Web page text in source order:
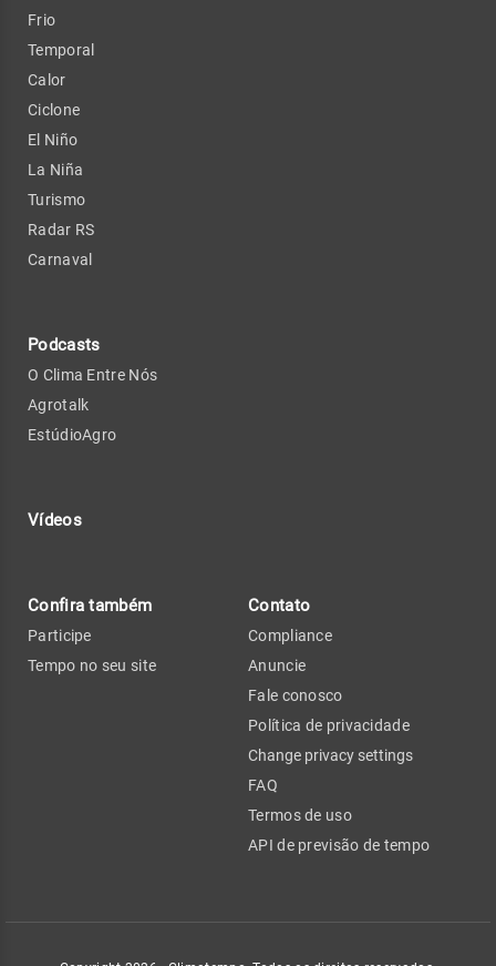
Frio
Temporal
Calor
Ciclone
El Niño
La Niña
Turismo
Radar RS
Carnaval
Podcasts
O Clima Entre Nós
Agrotalk
EstúdioAgro
Vídeos
Confira também
Participe
Tempo no seu site
Contato
Compliance
Anuncie
Fale conosco
Política de privacidade
Change privacy settings
FAQ
Termos de uso
API de previsão de tempo